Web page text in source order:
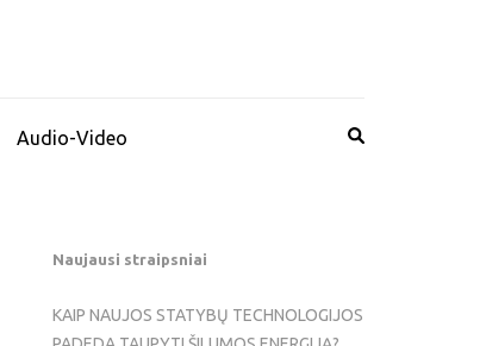
Audio-Video
Naujausi straipsniai
KAIP NAUJOS STATYBŲ TECHNOLOGIJOS